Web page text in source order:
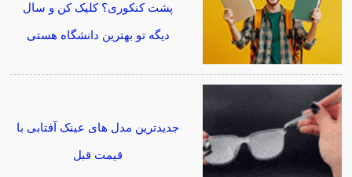
پشت کنکوری؟ کلیک کن و سال
دیگه تو بهترین دانشگاه هستی
جدیدترین مدل های عینک آفتابی با
قیمت قبل